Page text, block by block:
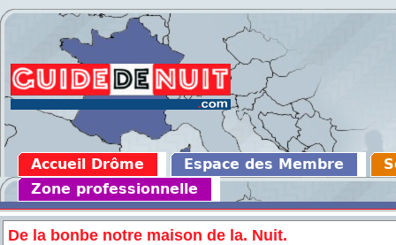
Accueil Drôme Espace des Membre
Zone professionnelle
De la bonbe notre maison de la. Nuit.